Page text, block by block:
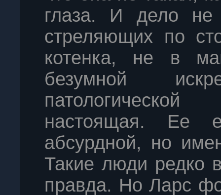
глаза. И дело не
стреляющих по
котенка, не в
безумной
настоящая. Ее
абсурдной, но
Такие люди редко
правда. Но Ларс